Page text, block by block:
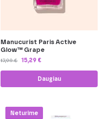
Manucurist Paris Active
Glow™ Grape
17,99€ 15,29 €
Daugiau
-30%
Neturime